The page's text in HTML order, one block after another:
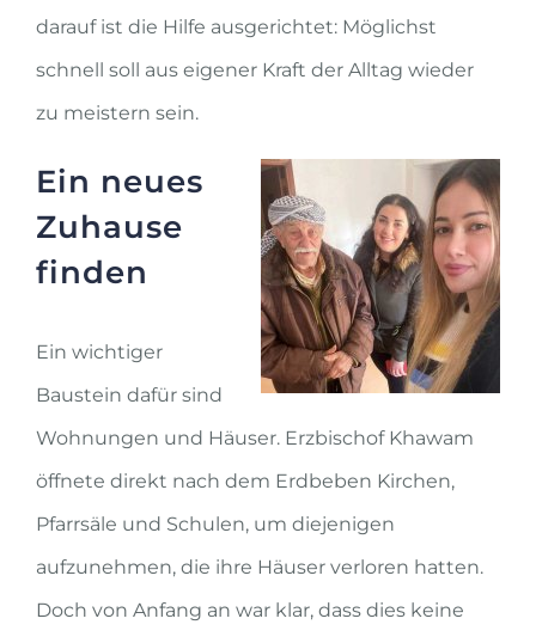
darauf ist die Hilfe ausgerichtet: Möglichst
schnell soll aus eigener Kraft der Alltag wieder
zu meistern sein.
Ein neues
Zuhause
finden
Ein wichtiger
Baustein dafür sind
Wohnungen und Häuser. Erzbischof Khawam
öffnete direkt nach dem Erdbeben Kirchen,
Pfarrsäle und Schulen, um diejenigen
aufzunehmen, die ihre Häuser verloren hatten.
Doch von Anfang an war klar, dass dies keine